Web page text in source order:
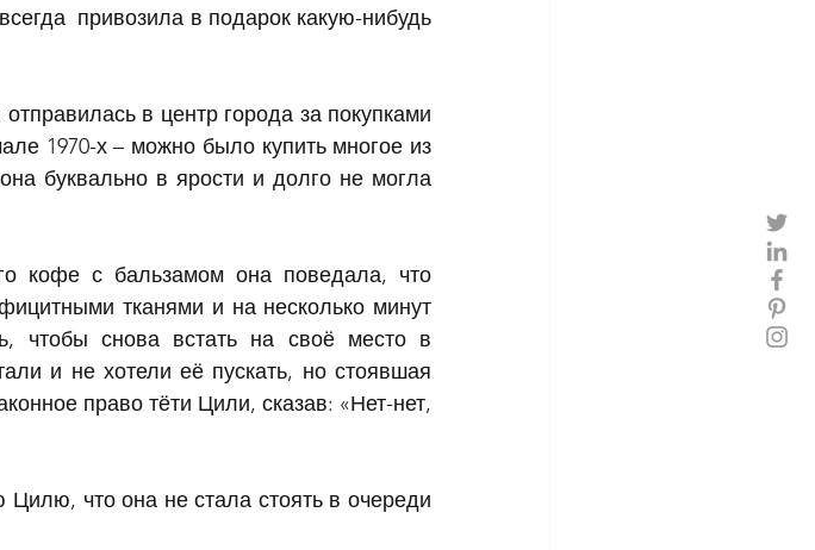
привозила в подарок какую-нибудь
в центр города за покупками
1970-х – можно было купить многое из
буквально в ярости и долго не могла
кофе с бальзамом она поведала, что
тканями и на несколько минут
чтобы снова встать на своё место в
и не хотели её пускать, но стоявшая
право тёти Цили, сказав: «Нет-нет,
Цилю, что она не стала стоять в очереди